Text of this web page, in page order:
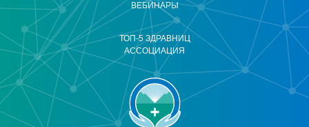
ВЕБИНАРЫ
ТОП-5 ЗДРАВНИЦ
АССОЦИАЦИЯ